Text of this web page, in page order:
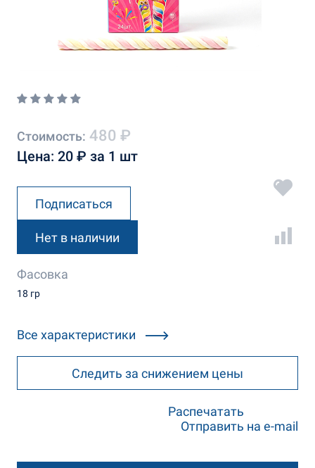
Стоимость: 480 ₽
Цена: 20 ₽ за 1 шт
Подписаться
Нет в наличии
Фасовка
18 гр
Все характеристики
Следить за снижением цены
Распечатать
Отправить на e-mail